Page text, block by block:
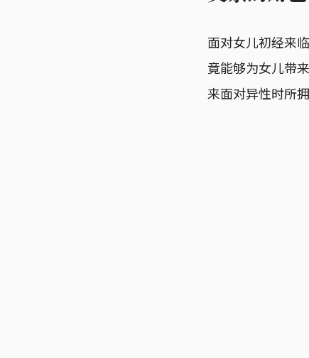
面对女儿初经来
竟能够为女儿带
来面对异性时所